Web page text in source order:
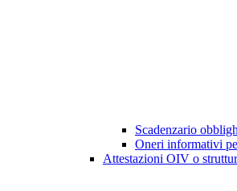
Scadenzario
Oneri informativi
Attestazioni OIV o